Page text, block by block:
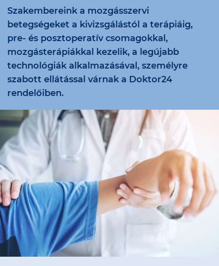
Szakembereink a mozgásszervi
betegségeket a kivizsgálástól a terápiáig,
pre- és posztoperatív csomagokkal,
mozgásterápiákkal kezelik, a legújabb
technológiák alkalmazásával, személyre
szabott ellátással várnak a Doktor24
rendelőiben.